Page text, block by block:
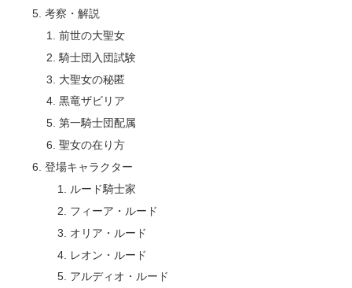
考察・解説
前世の大聖女
騎士団入団試験
大聖女の秘匿
黒竜ザビリア
第一騎士団配属
聖女の在り方
登場キャラクター
ルード騎士家
フィーア・ルード
オリア・ルード
レオン・ルード
アルディオ・ルード